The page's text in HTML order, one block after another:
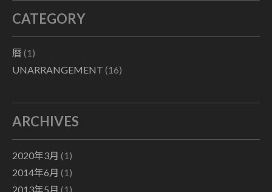
CATEGORY
暦 (1)
UNARRANGEMENT (16)
ARCHIVES
2020年3月 (1)
2014年6月 (1)
2013年5月 (1)